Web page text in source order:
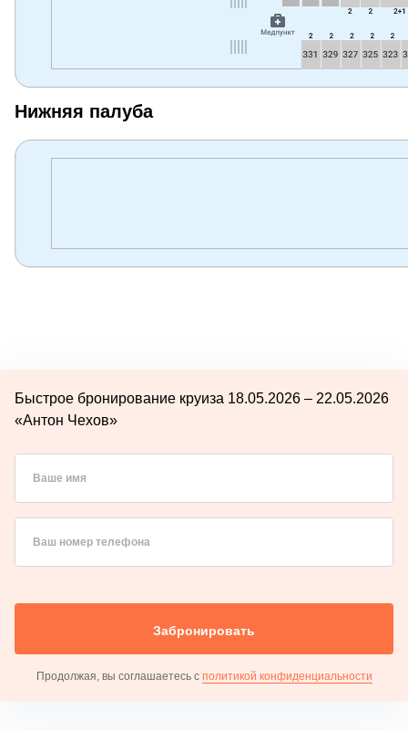
Нижняя палуба
Быстрое бронирование круиза 18.05.2026 – 22.05.2026
«Антон Чехов»
Ваше имя
Ваш номер телефона
Забронировать
Продолжая, вы соглашаетесь с политикой конфиденциальности